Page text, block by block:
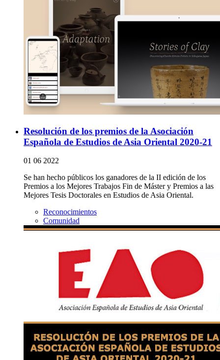
Resolución de los premios de la Asociación
Española de Estudios de Asia Oriental 2020-21
01 06 2022
Se han hecho públicos los ganadores de la II edición de los
Premios a los Mejores Trabajos Fin de Máster y Premios a las
Mejores Tesis Doctorales en Estudios de Asia Oriental.
Reconocimientos
Comunidad